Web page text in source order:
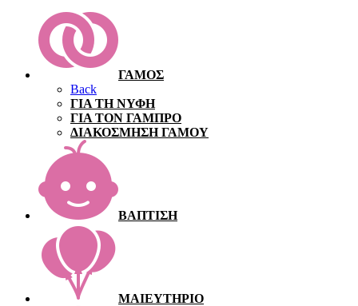
ΓΑΜΟΣ
Back
ΓΙΑ ΤΗ ΝΥΦΗ
ΓΙΑ ΤΟΝ ΓΑΜΠΡΟ
ΔΙΑΚΟΣΜΗΣΗ ΓΑΜΟΥ
ΒΑΠΤΙΣΗ
ΜΑΙΕΥΤΗΡΙΟ